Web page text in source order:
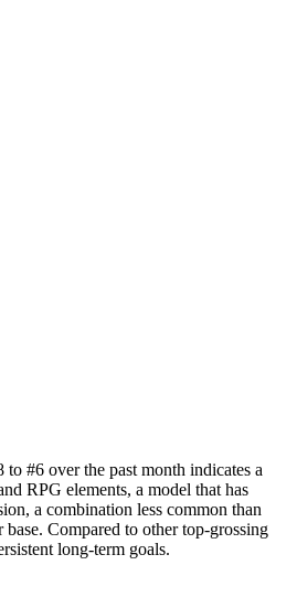
#6 over the past month indicates a
RPG elements, a model that has
a combination less common than
Compared to other top-grossing
long-term goals.